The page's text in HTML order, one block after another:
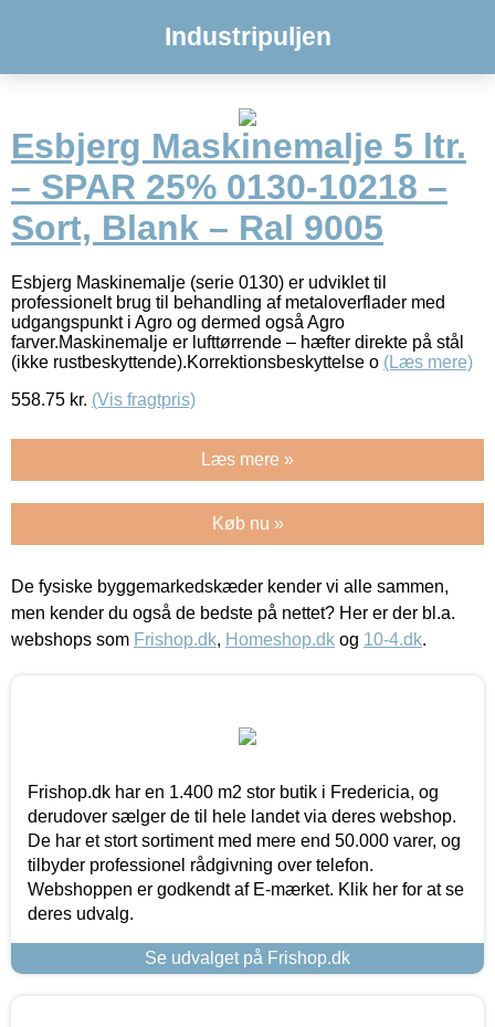
Industripuljen
Esbjerg Maskinemalje 5 ltr.
– SPAR 25% 0130-10218 –
Sort, Blank – Ral 9005
Esbjerg Maskinemalje (serie 0130) er udviklet til
professionelt brug til behandling af metaloverflader med
udgangspunkt i Agro og dermed også Agro
farver.Maskinemalje er lufttørrende – hæfter direkte på stål
(ikke rustbeskyttende).Korrektionsbeskyttelse o (Læs mere)
558.75 kr. (Vis fragtpris)
Læs mere »
Køb nu »
De fysiske byggemarkedskæder kender vi alle sammen,
men kender du også de bedste på nettet? Her er der bl.a.
webshops som Frishop.dk, Homeshop.dk og 10-4.dk.
Frishop.dk har en 1.400 m2 stor butik i Fredericia, og
derudover sælger de til hele landet via deres webshop.
De har et stort sortiment med mere end 50.000 varer, og
tilbyder professionel rådgivning over telefon.
Webshoppen er godkendt af E-mærket. Klik her for at se
deres udvalg.
Se udvalget på Frishop.dk